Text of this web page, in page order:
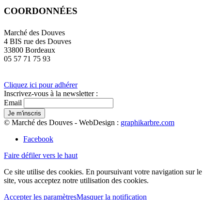
COORDONNÉES
Marché des Douves
4 BIS rue des Douves
33800 Bordeaux
05 57 71 75 93
Cliquez ici pour adhérer
Inscrivez-vous à la newsletter :
Email
© Marché des Douves - WebDesign : graphikarbre.com
Facebook
Faire défiler vers le haut
Ce site utilise des cookies. En poursuivant votre navigation sur le
site, vous acceptez notre utilisation des cookies.
Accepter les paramètresMasquer la notification